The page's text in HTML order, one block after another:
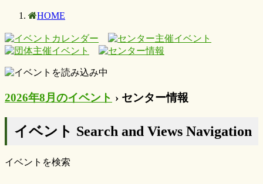
HOME
2026年8月のイベント › センター情報
イベント Search and Views Navigation
イベントを検索